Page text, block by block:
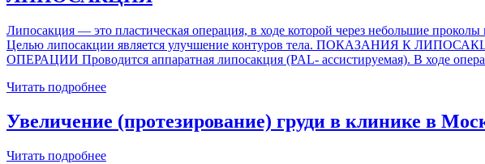
Липосакция — это пластическая операция, в ходе которой через небольшие
Целью липосакции является улучшение контуров тела. ПОКАЗАНИЯ К
ОПЕРАЦИИ Проводится аппаратная липосакция (PAL- ассистируемая). В ходе
Читать подробнее
Увеличение (протезирование) груди в клинике в
Читать подробнее